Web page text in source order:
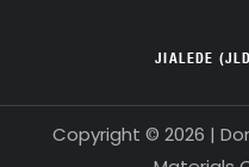
JIALEDE
Copyright © 2026 |